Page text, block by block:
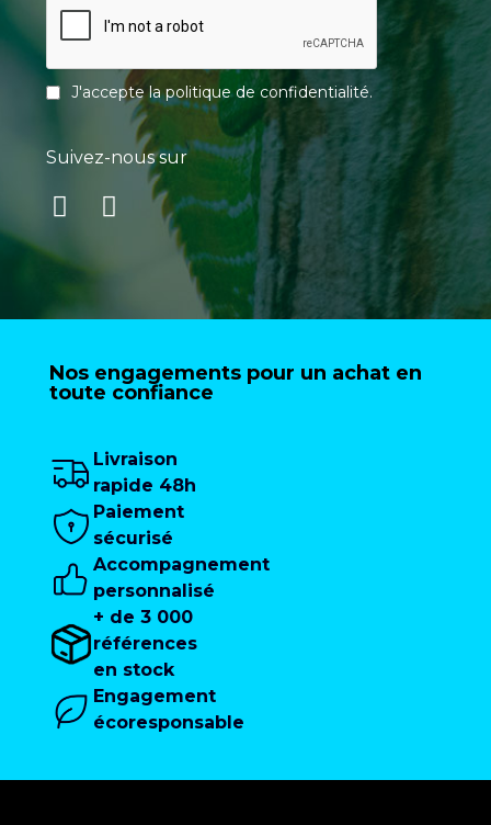
J'accepte lapolitique de confidentialité.
Suivez-nous sur
Nos engagements pour un achat en
toute confiance
Livraison
rapide 48h
Paiement
sécurisé
Accompagnement
personnalisé
+ de 3 000
références
en stock
Engagement
écoresponsable